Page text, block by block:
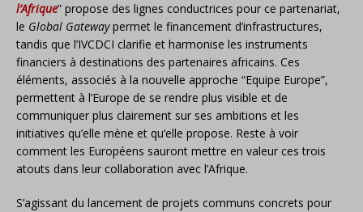
l’Afrique” propose des lignes conductrices pour ce partenariat,
le Global Gatewaypermet le financement d’infrastructures,
tandis que l’IVCDCI clarifie et harmonise les instruments
financiers à destinations des partenaires africains. Ces
éléments, associés à la nouvelle approche “Equipe Europe”,
permettent à l’Europe de se rendre plus visible et de
communiquer plus clairement sur ses ambitions et les
initiatives qu’elle mène et qu’elle propose. Reste à voir
comment les Européens sauront mettre en valeur ces trois
atouts dans leur collaboration avec l’Afrique.
S’agissant du lancement de projets communs concrets pour